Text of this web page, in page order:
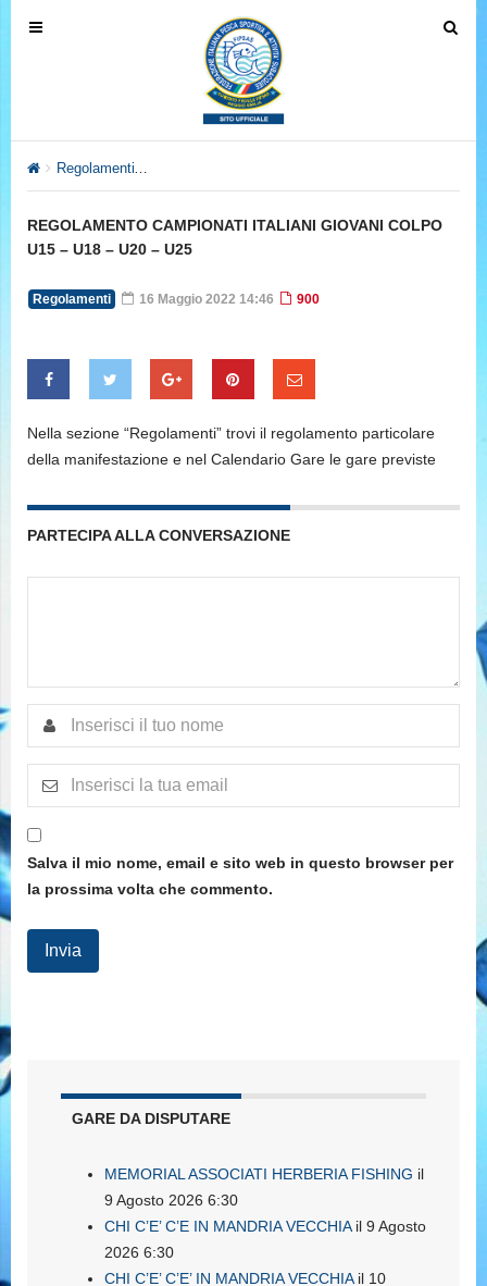
T
v
g
a
T
Regolamenti
REGOLAMENTO CAMPIONATI ITALIANI GIOVANI COLPO
U15 – U18 – U20 – U25
Regolamenti 16 Maggio 2022 14:46 900
Nella sezione “Regolamenti” trovi il regolamento particolare
della manifestazione e nel Calendario Gare le gare previste
PARTECIPA ALLA CONVERSAZIONE
Salva il mio nome, email e sito web in questo browser per
la prossima volta che commento.
GARE DA DISPUTARE
MEMORIAL ASSOCIATI HERBERIA FISHING il
9 Agosto 2026 6:30
CHI C’E’ C’E IN MANDRIA VECCHIAil 9 Agosto
2026 6:30
CHI C’E’ C’E’ IN MANDRIA VECCHIAil 10